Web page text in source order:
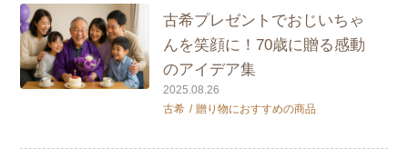
古希プレゼントでおじいちゃ
んを笑顔に！70歳に贈る感動
のアイデア集
2025.08.26
古希
贈り物におすすめの商品